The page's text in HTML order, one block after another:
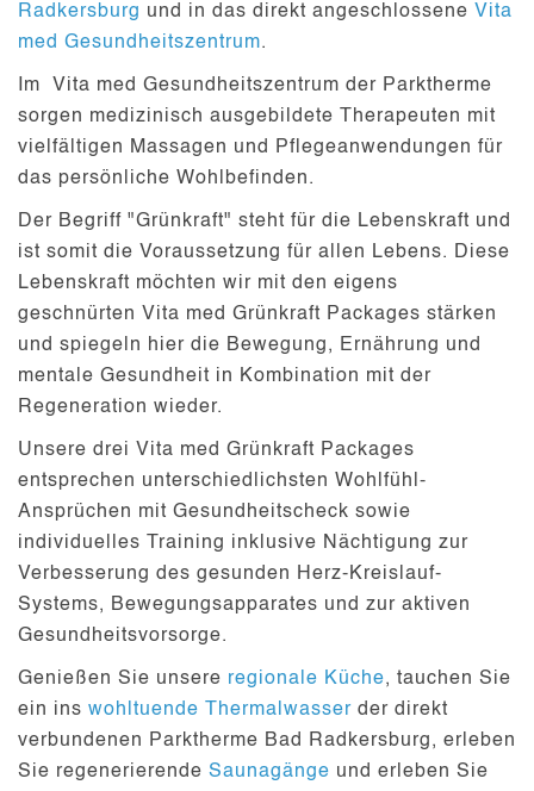
Radkersburg und in das direkt angeschlossene Vita
med Gesundheitszentrum.
Im Vita med Gesundheitszentrum der Parktherme
sorgen medizinisch ausgebildete Therapeuten mit
vielfältigen Massagen und Pflegeanwendungen für
das persönliche Wohlbefinden.
Der Begriff "Grünkraft" steht für die Lebenskraft und
ist somit die Voraussetzung für allen Lebens. Diese
Lebenskraft möchten wir mit den eigens
geschnürten Vita med Grünkraft Packages stärken
und spiegeln hier die Bewegung, Ernährung und
mentale Gesundheit in Kombination mit der
Regeneration wieder.
Unsere drei Vita med Grünkraft Packages
entsprechen unterschiedlichsten Wohlfühl-
Ansprüchen mit Gesundheitscheck sowie
individuelles Training inklusive Nächtigung zur
Verbesserung des gesunden Herz-Kreislauf-
Systems, Bewegungsapparates und zur aktiven
Gesundheitsvorsorge.
Genießen Sie unsere regionale Küche, tauchen Sie
ein ins wohltuende Thermalwasser der direkt
verbundenen Parktherme Bad Radkersburg, erleben
Sie regenerierende Saunagänge und erleben Sie